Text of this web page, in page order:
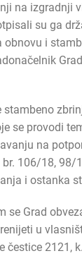
na izgradnji
su ga
obnovu i
stambeno
se provodi
na
br. 106/18,
i ostanka
se Grad
u
čestice 2121,